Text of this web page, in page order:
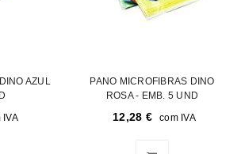
AZUL
IVA
PANO MICROFIBRAS DINO
ROSA - EMB. 5 UND
12,28 € com IVA